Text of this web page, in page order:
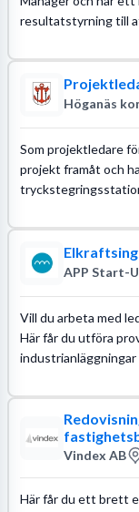
resultatstyrning till
Höganäs
Som projektledare
projekt framåt och
APP Start-
Vill du arbeta med
Här får du utföra
Vindex AB
Här får du ett brett